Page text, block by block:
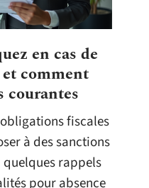
en cas de
comment
courantes
fiscales
à des sanctions
rappels
pour absence